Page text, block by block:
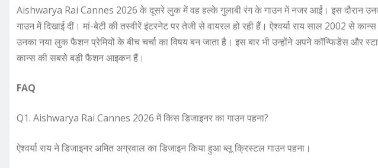
Aishwarya Rai Cannes 2026 के दूसरे लुक में वह हल्के गुलाबी रंग के गाउन में नजर आईं। इस दौरान
गाउन में दिखाई दीं। मां-बेटी की तस्वीरें इंटरनेट पर तेजी से वायरल हो रही हैं। ऐश्वर्या राय साल 2002 से
उनका नया लुक फैशन प्रेमियों के बीच चर्चा का विषय बन जाता है। इस बार भी उन्होंने अपने कॉन्फिडेंस और
कान्स की सबसे बड़ी फैशन आइकन हैं।
FAQ
Q1. Aishwarya Rai Cannes 2026 में किस डिजाइनर का गाउन पहना?
ऐश्वर्या राय ने डिजाइनर अमित अग्रवाल का डिजाइन किया हुआ ब्लू क्रिस्टल गाउन पहना।